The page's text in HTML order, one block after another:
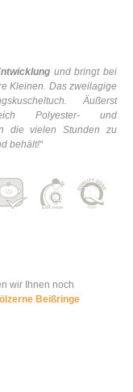
und bringt bei
Kleinen. Das zweilagige
Äußerst
Polyester- und
die vielen Stunden zu
behält!“
wir Ihnen noch
Beißringe